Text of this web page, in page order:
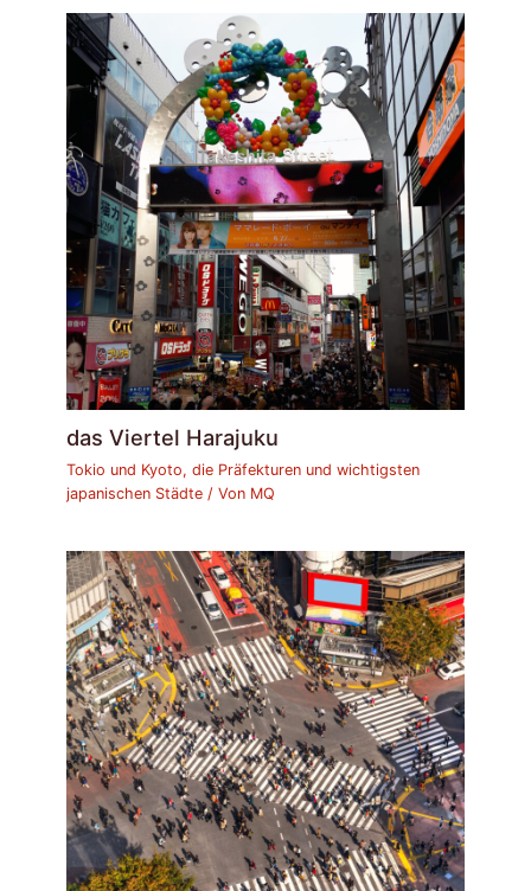
das Viertel Harajuku
Tokio und Kyoto, die Präfekturen und wichtigsten
japanischen Städte / Von MQ